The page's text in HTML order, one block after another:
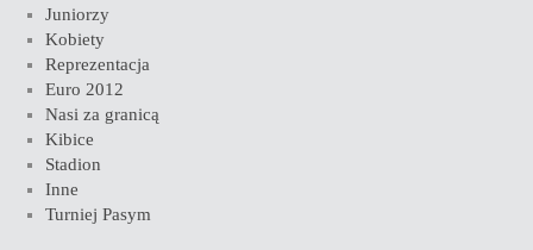
Juniorzy
Kobiety
Reprezentacja
Euro 2012
Nasi za granicą
Kibice
Stadion
Inne
Turniej Pasym